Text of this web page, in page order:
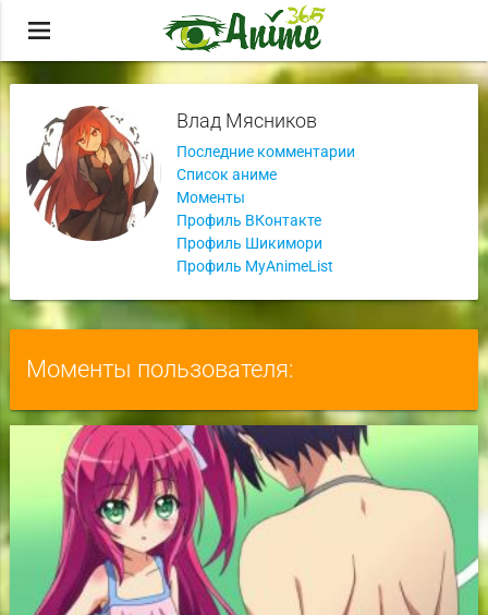
menu
Влад Мясников
Последние комментарии
Список аниме
Моменты
Профиль ВКонтакте
Профиль Шикимори
Профиль MyAnimeList
Моменты пользователя: